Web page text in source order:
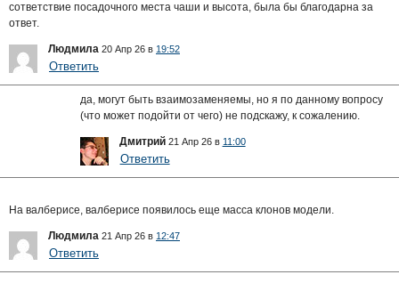
сответствие посадочного места чаши и высота, была бы благодарна за
ответ.
Людмила 20 Апр 26 в 19:52
Ответить
да, могут быть взаимозаменяемы, но я по данному вопросу
(что может подойти от чего) не подскажу, к сожалению.
Дмитрий 21 Апр 26 в 11:00
Ответить
На валберисе, валберисе появилось еще масса клонов модели.
Людмила 21 Апр 26 в 12:47
Ответить